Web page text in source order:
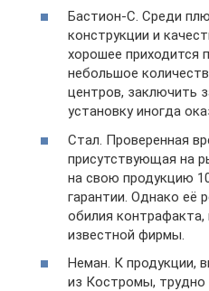
Бастион-С. Среди
конструкции и
хорошее приходится
небольшое
центров, заключить
установку иногда
Стал. Проверенная
присутствующая на
на свою продукцию
гарантии. Однако её
обилия
известной фирмы.
Неман. К продукции,
из Костромы, трудно